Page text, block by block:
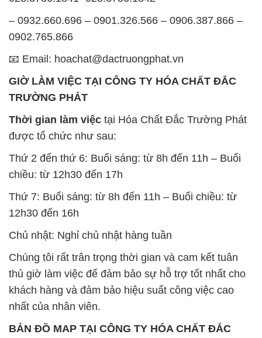
– 0932.660.696 – 0901.326.566 – 0906.387.866 –
0902.765.866
📧 Email: hoachat@dactruongphat.vn
GIỜ LÀM VIỆC TẠI CÔNG TY HÓA CHẤT ĐẮC
TRƯỜNG PHÁT
Thời gian làm việc tại Hóa Chất Đắc Trường Phát
được tổ chức như sau:
Thứ 2 đến thứ 6: Buổi sáng: từ 8h đến 11h – Buổi
chiều: từ 12h30 đến 17h
Thứ 7: Buổi sáng: từ 8h đến 11h – Buổi chiều: từ
12h30 đến 16h
Chủ nhật: Nghỉ chủ nhật hàng tuần
Chúng tôi rất trân trọng thời gian và cam kết tuân
thủ giờ làm việc để đảm bảo sự hỗ trợ tốt nhất cho
khách hàng và đảm bảo hiệu suất công việc cao
nhất của nhân viên.
BẢN ĐỒ MAP TẠI CÔNG TY HÓA CHẤT ĐẮC